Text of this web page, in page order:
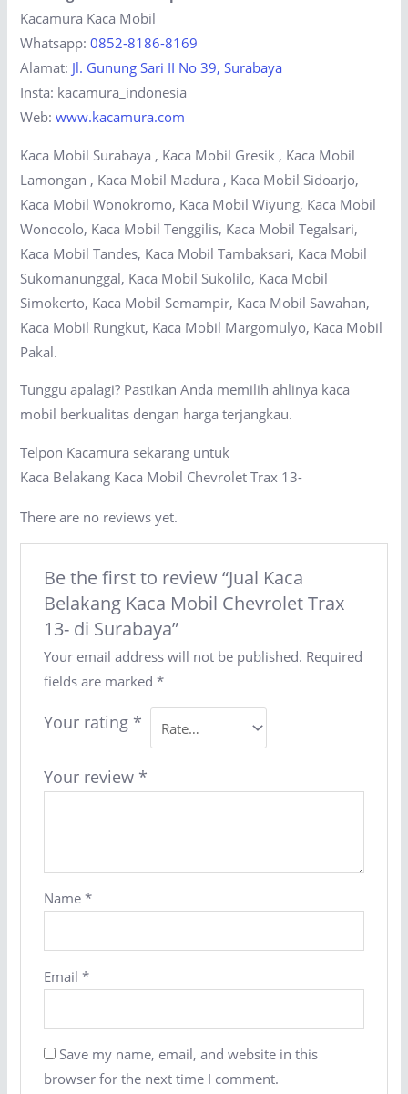
Kacamura Kaca Mobil
Whatsapp:0852-8186-8169
Alamat: Jl. Gunung Sari II No 39, Surabaya
Insta: kacamura_indonesia
Web:www.kacamura.com
Kaca Mobil Surabaya , Kaca Mobil Gresik , Kaca Mobil
Lamongan , Kaca Mobil Madura , Kaca Mobil Sidoarjo,
Kaca Mobil Wonokromo, Kaca Mobil Wiyung, Kaca Mobil
Wonocolo, Kaca Mobil Tenggilis, Kaca Mobil Tegalsari,
Kaca Mobil Tandes, Kaca Mobil Tambaksari, Kaca Mobil
Sukomanunggal, Kaca Mobil Sukolilo, Kaca Mobil
Simokerto, Kaca Mobil Semampir, Kaca Mobil Sawahan,
Kaca Mobil Rungkut, Kaca Mobil Margomulyo, Kaca Mobil
Pakal.
Tunggu apalagi? Pastikan Anda memilih ahlinya kaca
mobil berkualitas dengan harga terjangkau.
Telpon Kacamura sekarang untuk
Kaca Belakang Kaca Mobil Chevrolet Trax 13-
There are no reviews yet.
Be the first to review “Jual Kaca
Belakang Kaca Mobil Chevrolet Trax
13- di Surabaya”
Your email address will not be published. Required
fields are marked *
Your rating *
Your review *
Name *
Email *
Save my name, email, and website in this
browser for the next time I comment.